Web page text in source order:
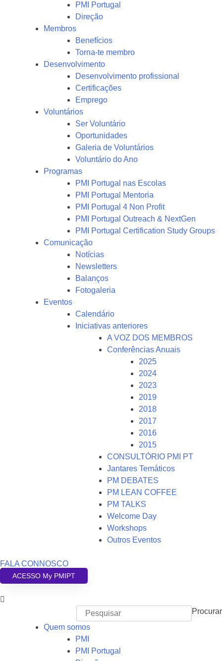
PMI Portugal
Direção
Membros
Benefícios
Torna-te membro
Desenvolvimento
Desenvolvimento profissional
Certificações
Emprego
Voluntários
Ser Voluntário
Oportunidades
Galeria de Voluntários
Voluntário do Ano
Programas
PMI Portugal nas Escolas
PMI Portugal Mentoria
PMI Portugal 4 Non Profit
PMI Portugal Outreach & NextGen
PMI Portugal Certification Study Groups
Comunicação
Notícias
Newsletters
Balanços
Fotogaleria
Eventos
Calendário
Iniciativas anteriores
A VOZ DOS MEMBROS
Conferências Anuais
2025
2024
2023
2019
2018
2017
2016
2015
CONSULTÓRIO PMI PT
Jantares Temáticos
PM DEBATES
PM LEAN COFFEE
PM TALKS
Welcome Day
Workshops
Outros Eventos
FALA CONNOSCO
ACESSO My PMIPT
Procurar
Quem somos
PMI
PMI Portugal